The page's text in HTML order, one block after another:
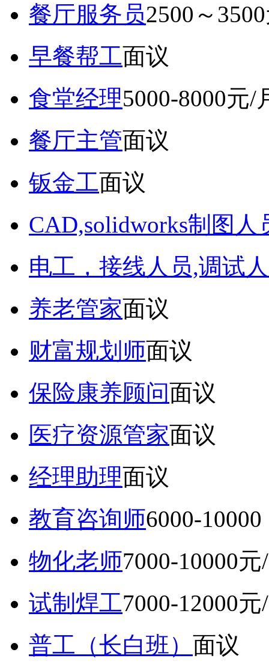
餐厅服务员2500～
早餐帮工面议
食堂经理5000-8000元/
餐厅主管面议
钣金工面议
CAD,solidworks制图人
电工，接线人员,调试
养老管家面议
财富规划师面议
保险康养顾问面议
医疗资源管家面议
经理助理面议
教育咨询师6000-
物化老师7000-10000元
试制焊工7000-12000元
普工（长白班） 面议